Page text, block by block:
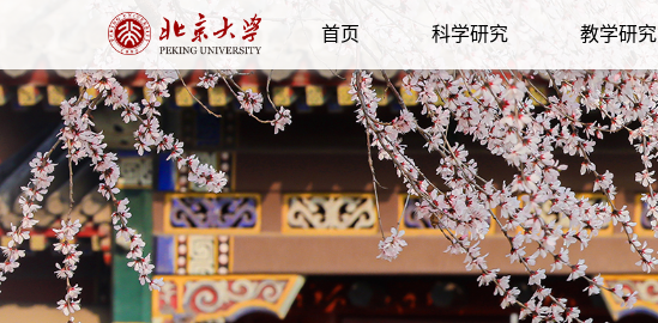
首页 科学研究 教学研究